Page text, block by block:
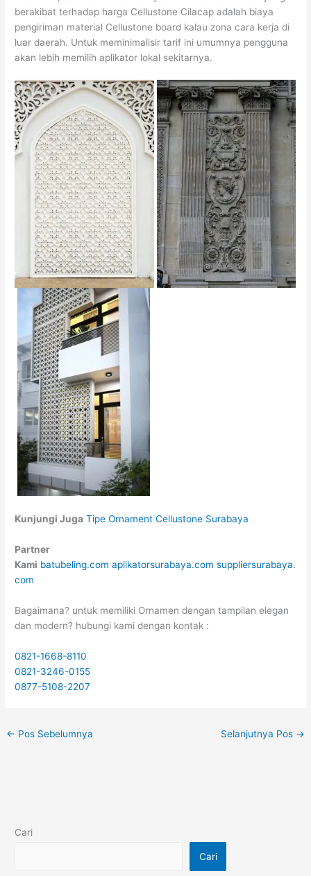
berakibat terhadap harga Cellustone Cilacap adalah biaya
pengiriman material Cellustone board kalau zona cara kerja di
luar daerah. Untuk meminimalisir tarif ini umumnya pengguna
akan lebih memilih aplikator lokal sekitarnya.
Kunjungi Juga Tipe Ornament Cellustone Surabaya
Partner
Kami batubeling.com aplikatorsurabaya.com suppliersurabaya.
com
Bagaimana? untuk memiliki Ornamen dengan tampilan elegan
dan modern? hubungi kami dengan kontak :
0821-1668-8110
0821-3246-0155
0877-5108-2207
← Pos Sebelumnya Selanjutnya Pos →
Cari
Cari